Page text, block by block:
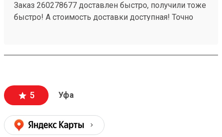
Заказ 260278677 доставлен быстро, получили тоже
быстро! А стоимость доставки доступная! Точно
5 Уфа